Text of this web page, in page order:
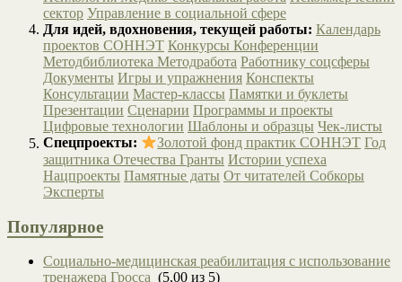
сектор Управление в социальной сфере
Для идей, вдохновения, текущей работы: Календарь
проектов СОННЭТ Конкурсы Конференции
Методбиблиотека Методработа Работнику соцсферы
Документы Игры и упражнения Конспекты
Консультации Мастер-классы Памятки и буклеты
Презентации Сценарии Программы и проекты
Цифровые технологии Шаблоны и образцы Чек-листы
Спецпроекты:
Золотой фонд практик СОННЭТ Год
защитника Отечества Гранты Истории успеха
Нацпроекты Памятные даты От читателей Собкоры
Эксперты
Популярное
Социально-медицинская реабилитация с использование
тренажера Гросса (5,00 из 5)